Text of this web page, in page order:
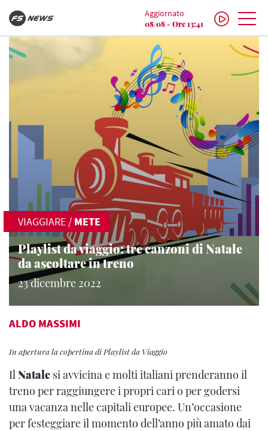
Aggiornato
08/08 - Ore 13:41
VIAGGIARE / METE
Playlist da viaggio: tre canzoni di Natale
da ascoltare in treno
23 dicembre 2022
ALDO MASSIMI
In apertura la copertina di Playlist da Viaggio
IlNatale si avvicina e molti italiani prenderanno il
treno per raggiungere i propri cari o per godersi
una vacanza nelle capitali europee. Un’occasione
per festeggiare il momento dell’anno più amato dai